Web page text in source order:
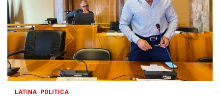
LATINA POLITICA